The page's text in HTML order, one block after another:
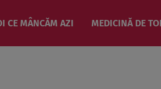
CE MÂNCĂM AZI MEDICINĂ DE